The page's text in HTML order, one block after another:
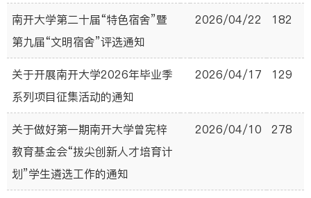
南开大学第二十届“特色宿舍”暨
第九届“文明宿舍”评选通知
2026/04/22 182
关于开展南开大学2026年毕业季
系列项目征集活动的通知
2026/04/17 129
关于做好第一期南开大学曾宪梓
教育基金会“拔尖创新人才培育计
划”学生遴选工作的通知
2026/04/10 278